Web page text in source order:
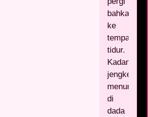
bahkan
ke
tempat
tidur.
Kadang
jengkel
menumpuk
di
dada